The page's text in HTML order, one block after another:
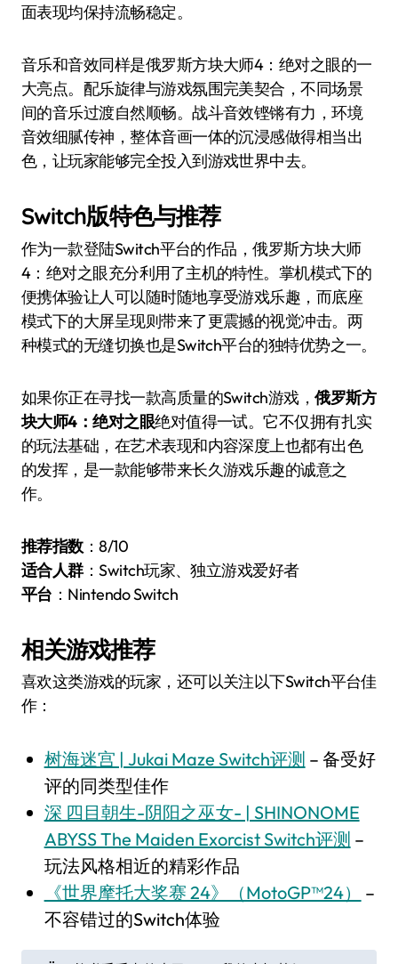
面表现均保持流畅稳定。
音乐和音效同样是俄罗斯方块大师4：绝对之眼的一
大亮点。配乐旋律与游戏氛围完美契合，不同场景
间的音乐过渡自然顺畅。战斗音效铿锵有力，环境
音效细腻传神，整体音画一体的沉浸感做得相当出
色，让玩家能够完全投入到游戏世界中去。
Switch版特色与推荐
作为一款登陆Switch平台的作品，俄罗斯方块大师
4：绝对之眼充分利用了主机的特性。掌机模式下的
便携体验让人可以随时随地享受游戏乐趣，而底座
模式下的大屏呈现则带来了更震撼的视觉冲击。两
种模式的无缝切换也是Switch平台的独特优势之一。
如果你正在寻找一款高质量的Switch游戏，俄罗斯方
块大师4：绝对之眼绝对值得一试。它不仅拥有扎实
的玩法基础，在艺术表现和内容深度上也都有出色
的发挥，是一款能够带来长久游戏乐趣的诚意之
作。
推荐指数：8/10
适合人群：Switch玩家、独立游戏爱好者
平台 ：Nintendo Switch
相关游戏推荐
喜欢这类游戏的玩家，还可以关注以下Switch平台佳
作：
树海迷宫 | Jukai Maze Switch评测 – 备受好
评的同类型佳作
深 四目朝生-阴阳之巫女- | SHINONOME
ABYSS The Maiden Exorcist Switch评测 –
玩法风格相近的精彩作品
《世界摩托大奖赛 24》（MotoGP™24）
–
不容错过的Switch体验